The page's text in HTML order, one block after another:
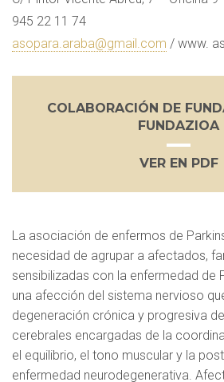
945 22 11 74
asopara.araba@gmail.com / www.
COLABORACIÓN DE
FUNDAZIOA
VER EN PDF
La asociación de enfermos de
necesidad de agrupar a afectados,
sensibilizadas con la enfermedad de
una afección del sistema nervioso
degeneración crónica y progresiva
cerebrales encargadas de la
el equilibrio, el tono muscular y la
enfermedad neurodegenerativa.